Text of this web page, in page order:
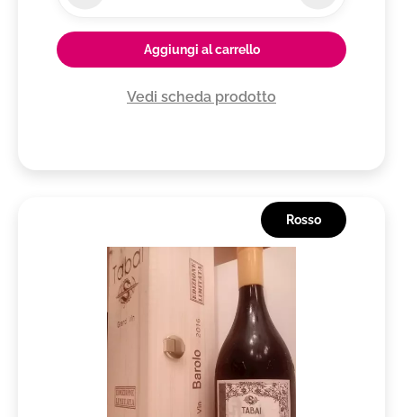
Aggiungi al carrello
Vedi scheda prodotto
Rosso